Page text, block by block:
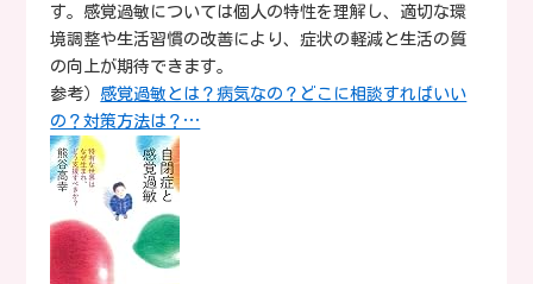
す。感覚過敏については個人の特性を理解し、適切な環
境調整や生活習慣の改善により、症状の軽減と生活の質
の向上が期待できます。
参考） 感覚過敏とは？病気なの？どこに相談すればいい
の？対策方法は？…